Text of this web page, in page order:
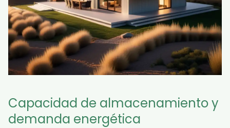
Capacidad de almacenamiento y
demanda energética